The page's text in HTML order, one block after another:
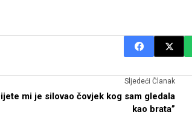
Sljedeći Članak
mi je silovao čovjek kog sam gledala
kao brata”